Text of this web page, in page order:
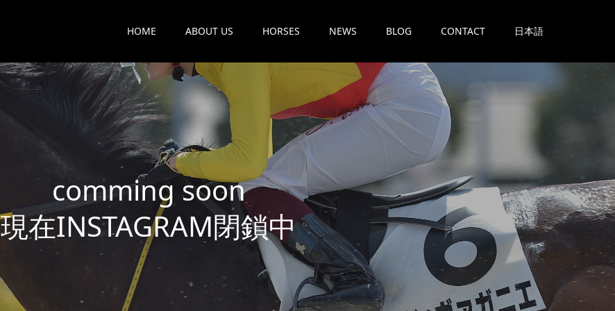
HOME ABOUT US HORSES NEWS BLOG CONTACT 日本語
comming soon
現在INSTAGRAM閉鎖中